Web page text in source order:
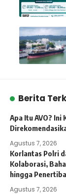
Berita
Apa Itu AVO? Ini
Agustus 7, 2026
Korlantas Polri
Kolaborasi,
hingga
Agustus 7, 2026